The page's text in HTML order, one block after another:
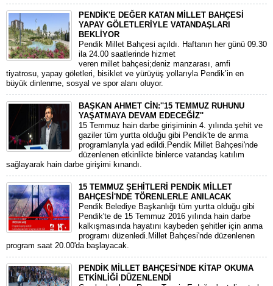
PENDİK'E DEĞER KATAN MİLLET BAHÇESİ
YAPAY GÖLETLERİYLE VATANDAŞLARI
BEKLİYOR
Pendik Millet Bahçesi açıldı. Haftanın her günü 09.30
ila 24.00 saatlerinde hizmet
veren millet bahçesi;deniz manzarası, amfi
tiyatrosu, yapay göletleri, bisiklet ve yürüyüş yollarıyla Pendik’in en
büyük dinlenme, sosyal ve spor alanı oluyor.
BAŞKAN AHMET CİN:''15 TEMMUZ RUHUNU
YAŞATMAYA DEVAM EDECEĞİZ''
15 Temmuz hain darbe girişiminin 4. yılında şehit ve
gaziler tüm yurtta olduğu gibi Pendik'te de anma
programlarıyla yad edildi.Pendik Millet Bahçesi'nde
düzenlenen etkinlikte binlerce vatandaş katılım
sağlayarak hain darbe girişimi kınandı.
15 TEMMUZ ŞEHİTLERİ PENDİK MİLLET
BAHÇESİ'NDE TÖRENLERLE ANILACAK
Pendik Belediye Başkanlığı tüm yurtta olduğu gibi
Pendik'te de 15 Temmuz 2016 yılında hain darbe
kalkışmasında hayatını kaybeden şehitler için anma
programı düzenledi.Millet Bahçesi'nde düzenlenen
program saat 20.00'da başlayacak.
PENDİK MİLLET BAHÇESİ'NDE KİTAP OKUMA
ETKİNLİĞİ DÜZENLENDİ